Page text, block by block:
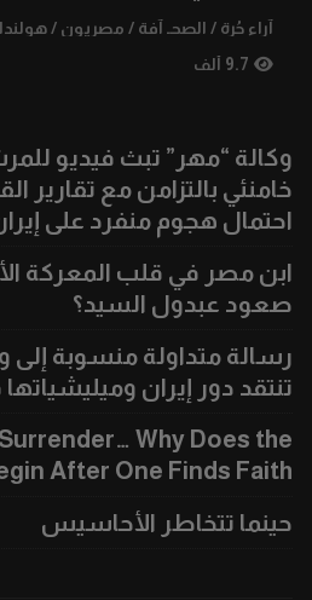
آراء حُرة / الصحـ آفة / مصريون /هولندا
9.7 ألف
وكالة “مهر” تبث فيديو
احتمال هجوم منفرد على
ابن مصر في قلب المعركة
صعود عبدول السيد؟
رسالة متداولة منسوبة
تنتقد دور إيران
Why Does the
After One Finds Faith?
حينما تتخاطر الأحاسيس